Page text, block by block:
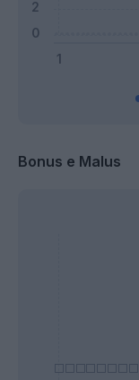
Bonus e Malus